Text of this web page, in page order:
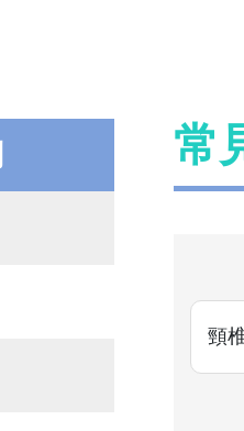
常
頸